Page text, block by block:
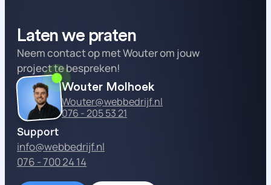
Laten we praten
Neem contact op met Wouter om jouw
project te bespreken!
Wouter Molhoek
Wouter@webbedrijf.nl
076 - 205 53 21
Support
info@webbedrijf.nl
076 - 700 24 14